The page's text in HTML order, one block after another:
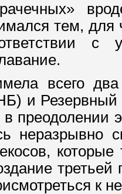
тем,
с
всего
и
преодолении
неразрывно
к